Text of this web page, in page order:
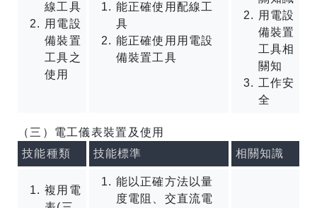
線工具
用電設
備裝置
工具之
使用
能正確使用配線工
具
能正確使用用電設
備裝置工具
用電設
備裝置
工具相
關知
工作安
全
（三）電工儀表裝置及使用
技能種類
技能標準 相關知識
複用電
能以正確方法以量
度電阻、交直流電